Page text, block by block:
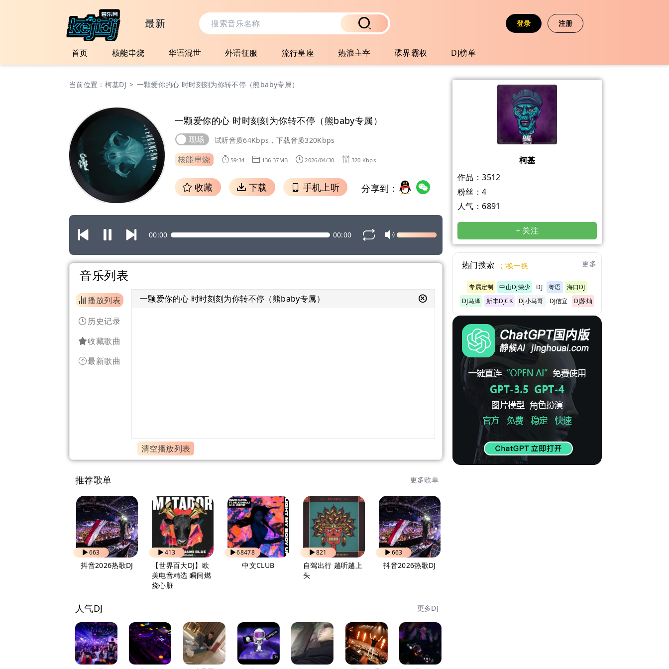
最新 登录 注册
首页 核能串烧 华语混世 外语征服 流行皇座 热浪主宰 碟界霸权 DJ榜单
当前位置： 柯基DJ > 一颗爱你的心 时时刻刻为你转不停（熊baby专属）
现场
一颗爱你的心 时时刻刻为你转不停（熊baby专属）
试听音质64Kbps，下载音质320Kbps
核能串烧 59:34 136.37MB 2026/04/30 320 Kbps
收藏 下载 手机上听 分享到：
00:00 00:00
音乐列表
播放列表
历史记录
收藏歌曲
最新歌曲
一颗爱你的心 时时刻刻为你转不停（熊baby专属）
清空播放列表
推荐歌单 更多歌单
663
抖音2026热歌DJ
413
【世界百大DJ】欧
美电音精选 瞬间燃
烧心脏
68478
中文CLUB
821
自驾出行 越听越上
头
663
抖音2026热歌DJ
人气DJ 更多DJ
柯基
作品：3512
粉丝：4
人气： 6891
+ 关注
热门搜索 换一换 更多
专属定制 中山Dj荣少 DJ 粤语
海口DJ
DJ马泽
新丰DjCK Dj小马哥 DJ信宜 DJ苏灿